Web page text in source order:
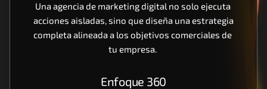
Una agencia de marketing digital no solo ejecuta
acciones aisladas, sino que diseña una estrategia
completa alineada a los objetivos comerciales de
tu empresa.
Enfoque 360